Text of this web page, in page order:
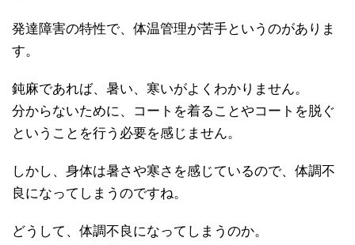
発達障害の特性で、体温管理が苦手というのがありま
す。
鈍麻であれば、暑い、寒いがよくわかりません。
分からないために、コートを着ることやコートを脱ぐ
ということを行う必要を感じません。
しかし、身体は暑さや寒さを感じているので、体調不
良になってしまうのですね。
どうして、体調不良になってしまうのか。